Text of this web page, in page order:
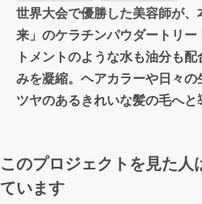
世界大会で優勝した美容師が
来」のケラチンパウダートリ
トメントのような水も油分も
みを凝縮。ヘアカラーや日々の
ツヤのあるきれいな髪の毛へと
このプロジェクトを見た人
ています